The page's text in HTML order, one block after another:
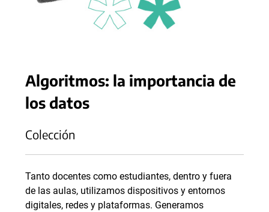
Algoritmos: la importancia de
los datos
Colección
Tanto docentes como estudiantes, dentro y fuera
de las aulas, utilizamos dispositivos y entornos
digitales, redes y plataformas. Generamos